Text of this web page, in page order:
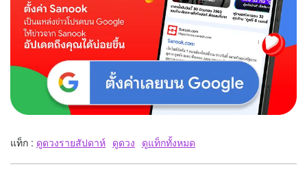
แท็ก : ดูดวงรายสัปดาห์ ดูดวง ดูแท็กทั้งหมด